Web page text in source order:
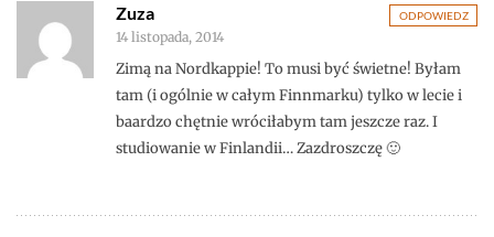
ODPOWIEDZ
Zuza
14 listopada, 2014
Zimą na Nordkappie! To musi być świetne! Byłam
tam (i ogólnie w całym Finnmarku) tylko w lecie i
baardzo chętnie wróciłabym tam jeszcze raz. I
studiowanie w Finlandii… Zazdroszczę 🙂